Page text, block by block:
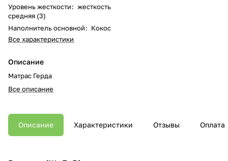
Уровень жесткости: жесткость
средняя (3)
Наполнитель основной: Кокос
Все характеристики
Описание
Матрас Герда
Все описание
Описание Характеристики Отзывы Оплата